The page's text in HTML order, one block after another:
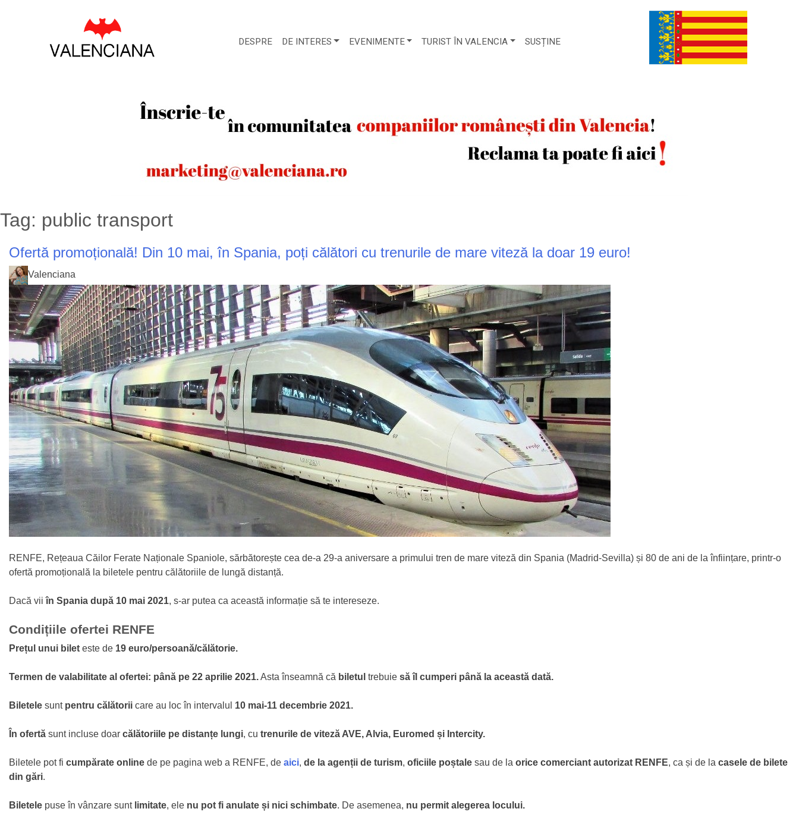
DESPRE DE INTERES EVENIMENTE TURIST ÎN VALENCIA SUSȚINE
Tag: public transport
Ofertă promoțională! Din 10 mai, în Spania, poți călători cu trenurile de mare viteză la doar 19 euro!
Valenciana
RENFE, Rețeaua Căilor Ferate Naționale Spaniole, sărbătorește cea de-a 29-a aniversare a primului tren de mare viteză din Spania (Madrid-Sevilla) și 80 de ani de la înființare, printr-o
ofertă promoțională la biletele pentru călătoriile de lungă distanță.
Dacă vii în Spania după 10 mai 2021, s-ar putea ca această informație să te intereseze.
Condițiile ofertei RENFE
Prețul unui bilet este de 19 euro/persoană/călătorie.
Termen de valabilitate al ofertei: până pe 22 aprilie 2021.Asta înseamnă că biletul trebuie să îl cumperi până la această dată.
Biletele sunt pentru călătorii care au loc în intervalul 10 mai-11 decembrie 2021.
În ofertă sunt incluse doar călătoriile pe distanțe lungi, cu trenurile de viteză AVE, Alvia, Euromed și Intercity.
Biletele pot fi cumpărate online de pe pagina web a RENFE, de aici, de la agenții de turism, oficiile poștale sau de la orice comerciant autorizat RENFE, ca și de la casele de bilete
din gări.
Biletele puse în vânzare sunt limitate, ele nu pot fi anulate și nici schimbate. De asemenea, nu permit alegerea locului.